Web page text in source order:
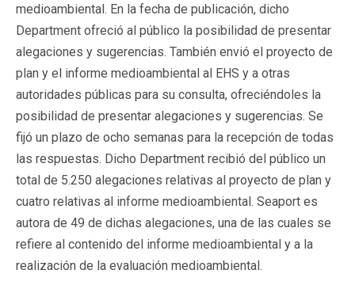
medioambiental. En la fecha de publicación, dicho
Department ofreció al público la posibilidad de presentar
alegaciones y sugerencias. También envió el proyecto de
plan y el informe medioambiental al EHS y a otras
autoridades públicas para su consulta, ofreciéndoles la
posibilidad de presentar alegaciones y sugerencias. Se
fijó un plazo de ocho semanas para la recepción de todas
las respuestas. Dicho Department recibió del público un
total de 5.250 alegaciones relativas al proyecto de plan y
cuatro relativas al informe medioambiental. Seaport es
autora de 49 de dichas alegaciones, una de las cuales se
refiere al contenido del informe medioambiental y a la
realización de la evaluación medioambiental.